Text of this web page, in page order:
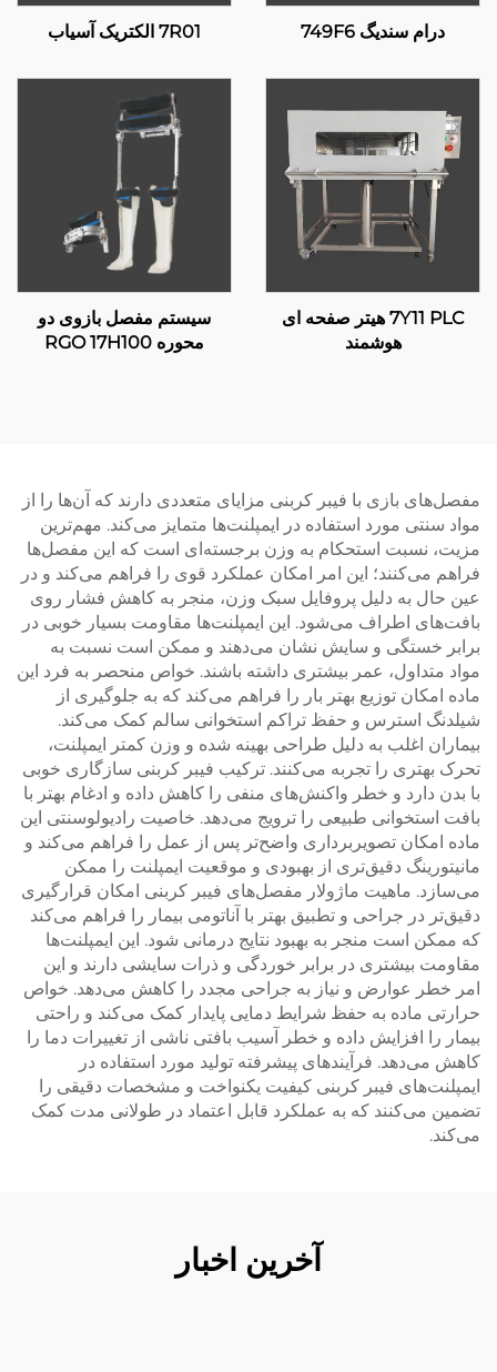
درام سندیگ 749F6 7R01 الکتریک آسیاب
7Y11 PLC هیتر صفحه ای
هوشمند
سیستم مفصل بازوی دو
محوره RGO 17H100
مفصل‌های بازی با فیبر کربنی مزایای متعددی دارند که آن‌ها را از
مواد سنتی مورد استفاده در ایمپلنت‌ها متمایز می‌کند. مهم‌ترین
مزیت، نسبت استحکام به وزن برجسته‌ای است که این مفصل‌ها
فراهم می‌کنند؛ این امر امکان عملکرد قوی را فراهم می‌کند و در
عین حال به دلیل پروفایل سبک وزن، منجر به کاهش فشار روی
بافت‌های اطراف می‌شود. این ایمپلنت‌ها مقاومت بسیار خوبی در
برابر خستگی و سایش نشان می‌دهند و ممکن است نسبت به
مواد متداول، عمر بیشتری داشته باشند. خواص منحصر به فرد این
ماده امکان توزیع بهتر بار را فراهم می‌کند که به جلوگیری از
شیلدنگ استرس و حفظ تراکم استخوانی سالم کمک می‌کند.
بیماران اغلب به دلیل طراحی بهینه شده و وزن کمتر ایمپلنت،
تحرک بهتری را تجربه می‌کنند. ترکیب فیبر کربنی سازگاری خوبی
با بدن دارد و خطر واکنش‌های منفی را کاهش داده و ادغام بهتر با
بافت استخوانی طبیعی را ترویج می‌دهد. خاصیت رادیولوسنتی این
ماده امکان تصویربرداری واضح‌تر پس از عمل را فراهم می‌کند و
مانیتورینگ دقیق‌تری از بهبودی و موقعیت ایمپلنت را ممکن
می‌سازد. ماهیت ماژولار مفصل‌های فیبر کربنی امکان قرارگیری
دقیق‌تر در جراحی و تطبیق بهتر با آناتومی بیمار را فراهم می‌کند
که ممکن است منجر به بهبود نتایج درمانی شود. این ایمپلنت‌ها
مقاومت بیشتری در برابر خوردگی و ذرات سایشی دارند و این
امر خطر عوارض و نیاز به جراحی مجدد را کاهش می‌دهد. خواص
حرارتی ماده به حفظ شرایط دمایی پایدار کمک می‌کند و راحتی
بیمار را افزایش داده و خطر آسیب بافتی ناشی از تغییرات دما را
کاهش می‌دهد. فرآیندهای پیشرفته تولید مورد استفاده در
ایمپلنت‌های فیبر کربنی کیفیت یکنواخت و مشخصات دقیقی را
تضمین می‌کنند که به عملکرد قابل اعتماد در طولانی مدت کمک
می‌کند.
آخرین اخبار